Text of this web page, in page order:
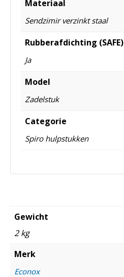
Materiaal
Sendzimir verzinkt staal
Rubberafdichting (SAFE)
Ja
Model
Zadelstuk
Categorie
Spiro hulpstukken
Gewicht
2 kg
Merk
Econox